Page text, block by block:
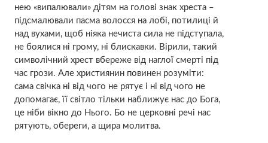
нею «випалювали» дітям на голові знак хреста –
підсмалювали пасма волосся на лобі, потилиці й
над вухами, щоб ніяка нечиста сила не підступала,
не боялися ні грому, ні блискавки. Вірили, такий
символічний хрест вбереже від наглої cмeрті під
час грози. Але християнин повинен розуміти:
сама свічка ні від чого не рятує і ні від чого не
допомагає, її світло тільки наближує нас до Бога,
це ніби вікно до Нього. Бо не церковні речі нас
рятують, обереги, а щира молитва.